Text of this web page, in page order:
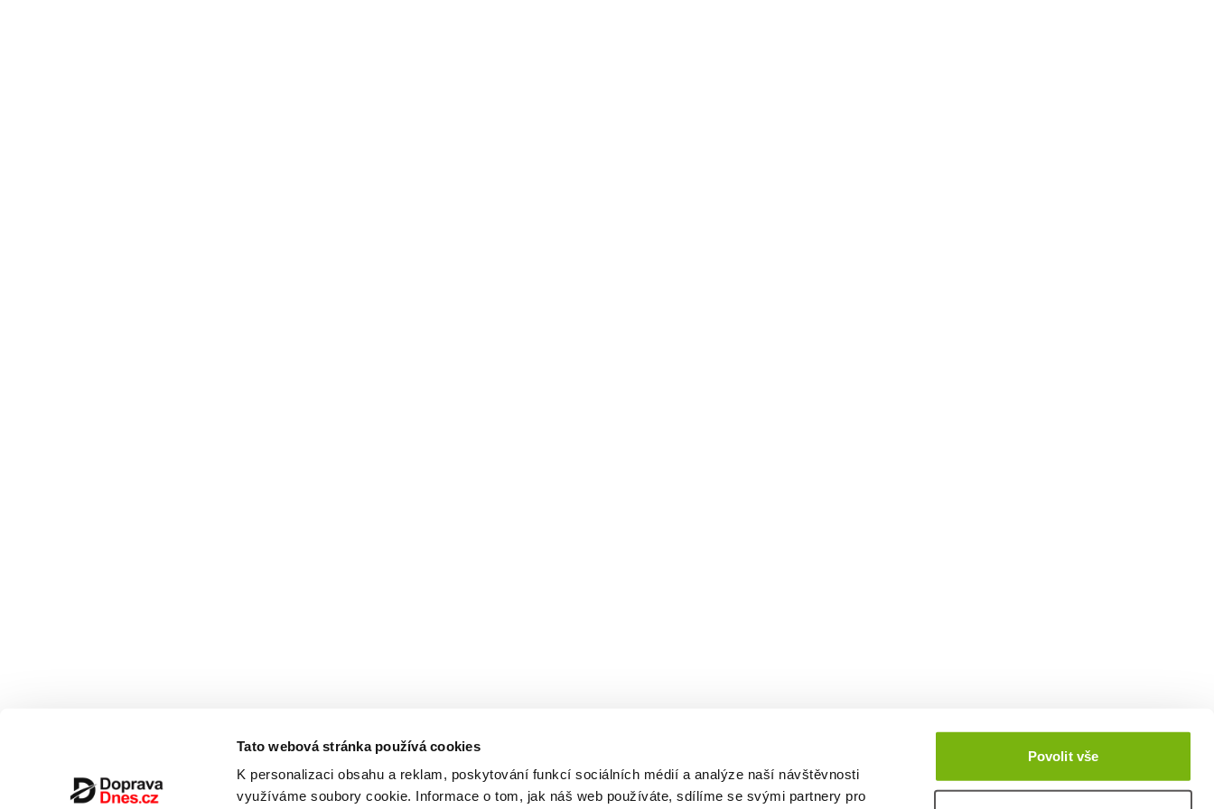
Tato webová stránka používá cookies
K personalizaci obsahu a reklam, poskytování funkcí sociálních médií a analýze naší návštěvnosti
využíváme soubory cookie. Informace o tom, jak náš web používáte, sdílíme se svými partnery pro
Povolit vše